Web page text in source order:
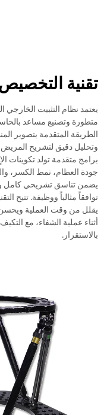
تقنية
يعتمد نظام التثبيت الخارجي
متطورة وتصنيع مساعد
الطريقة المتقدمة بتصوير
وتحليل دقيق لتشريح المريض
برامج متقدمة تولد تكوينات
جودة العظام، نمط الكسر،
يضمن تناسق تشريحي كامل
توافقاً مثالياً ووظيفة. تتيح
يقلل من وقت العملية
أثناء عملية الشفاء، مع
بالاستقرار.